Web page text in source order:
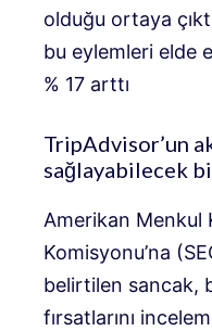
olduğu ortaya
bu eylemleri elde
% 17 arttı
TripAdvisor’un
sağlayabilecek
Amerikan Menkul
Komisyonu’na
belirtilen sancak,
fırsatlarını